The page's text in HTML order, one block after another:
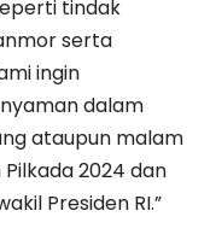
tindak
serta
ingin
dalam
ataupun malam
2024 dan
Presiden RI.”